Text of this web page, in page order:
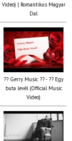
Video) | Romantikus Magyar
Dal
?? Gerry Music ?? - ?? Egy
buta levél (Official Music
Video)